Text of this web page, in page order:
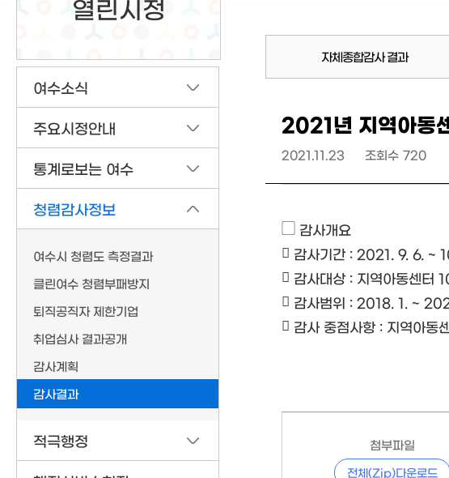
열린시정
여수소식
주요시정안내
통계로보는 여수
청렴감사정보
여수시 청렴도 측정결과
클린여수 청렴부패방지
퇴직공직자 제한기업
취업심사 결과공개
감사계획
감사결과
적극행정
자체종합감사 결과
2021년 지역아동
2021.11.23 조회수 720
▢ 감사개요
 감사기간 : 2021. 9. 6. ~
 감사대상 : 지역아동센터
 감사범위 : 2018. 1. ~
 감사 중점사항 : 지역아동
첨부파일
전체(Zip)다운로드